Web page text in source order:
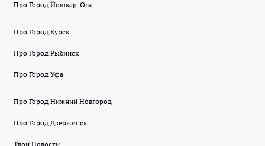
Про Город Йошкар-Ола
Про Город Курск
Про Город Рыбинск
Про Город Уфа
Про Город Нижний Новгород
Про Город Дзержинск
Твои Новости